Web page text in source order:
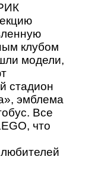
клубом
модели,
стадион
эмблема
Все
что